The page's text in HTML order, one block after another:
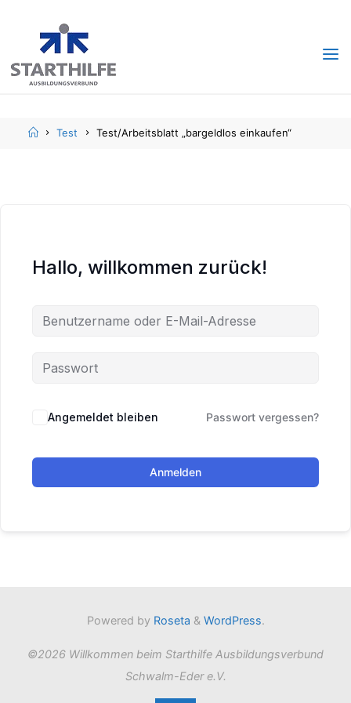
Home
Test Test/Arbeitsblatt „bargeldlos einkaufen“
Hallo, willkommen zurück!
Angemeldet bleiben Passwort vergessen?
Anmelden
Powered byRoseta & WordPress.
©2026 Willkommen beim Starthilfe Ausbildungsverbund
Schwalm-Eder e.V.